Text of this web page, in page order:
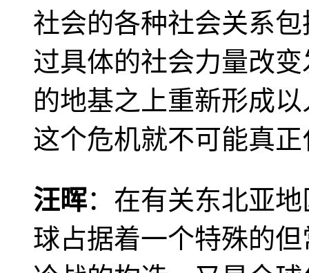
社会的各种社会关系
过具体的社会力量改
的地基之上重新形成
这个危机就不可能真
汪晖：在有关东北亚
球占据着一个特殊的